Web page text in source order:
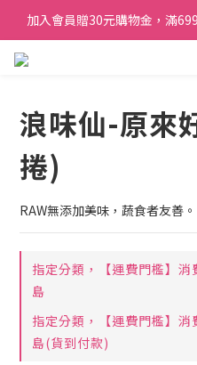
加入會員贈30元購物金，滿
加入會員贈30元購物金，滿
浪味仙-原來
捲)
RAW無添加美味，蔬食者友善。
指定分類，【運費門檻】
島
指定分類，【運費門檻】
島(貨到付款)